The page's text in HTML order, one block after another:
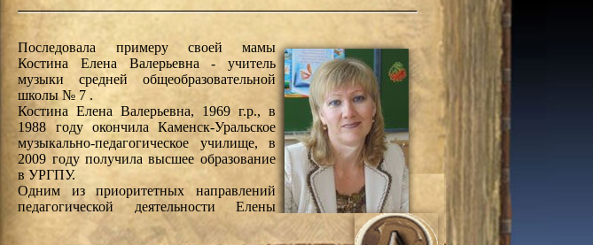
Последовала примеру своей мамы
Костина Елена Валерьевна - учитель
музыки средней общеобразовательной
школы № 7 .
Костина Елена Валерьевна, 1969 г.р., в
1988 году окончила Каменск-Уральское
музыкально-педагогическое училище, в
2009 году получила высшее образование
в УРГПУ.
Одним из приоритетных направлений
педагогической деятельности Елены
Валерьевны является развитие
творческих способностей учащихся. С